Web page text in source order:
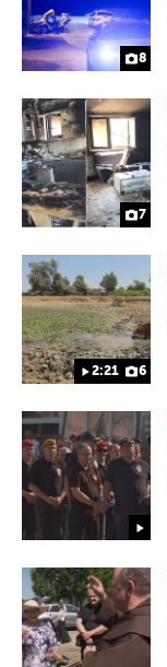
8
7
2:21 6